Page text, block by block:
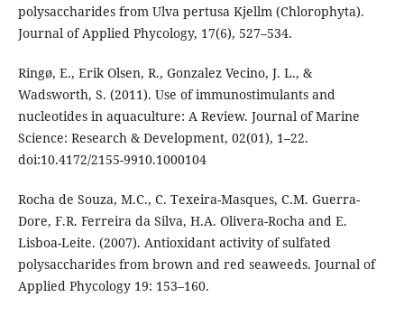
polysaccharides from Ulva pertusa Kjellm (Chlorophyta).
Journal of Applied Phycology, 17(6), 527–534.
Ringø, E., Erik Olsen, R., Gonzalez Vecino, J. L., &
Wadsworth, S. (2011). Use of immunostimulants and
nucleotides in aquaculture: A Review. Journal of Marine
Science: Research & Development, 02(01), 1–22.
doi:10.4172/2155-9910.1000104
Rocha de Souza, M.C., C. Texeira-Masques, C.M. Guerra-
Dore, F.R. Ferreira da Silva, H.A. Olivera-Rocha and E.
Lisboa-Leite. (2007). Antioxidant activity of sulfated
polysaccharides from brown and red seaweeds. Journal of
Applied Phycology 19: 153–160.